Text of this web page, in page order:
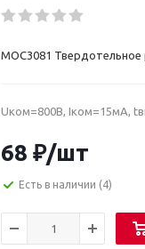
MOC3081 Твердотельное
Uком=800В, Iком=15мА,
68 ₽/шт
Есть в наличии (4)